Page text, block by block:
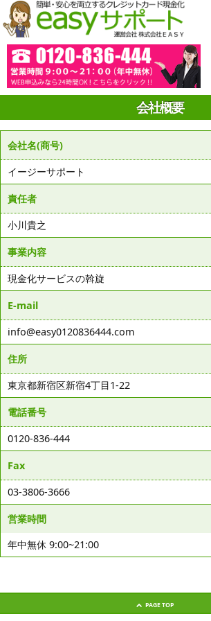
会社概要
会社名(商号)
イージーサポート
責任者
小川貴之
事業内容
現金化サービスの斡旋
E-mail
info@easy0120836444.com
住所
東京都新宿区新宿4丁目1-22
電話番号
0120-836-444
Fax
03-3806-3666
営業時間
年中無休 9:00~21:00
PAGE TOP